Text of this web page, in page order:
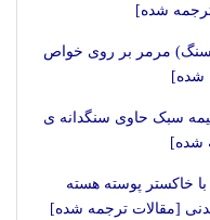
شده]
(سنگ) مرمر بر روی خواص
شده]
سبک حاوی سنگدانه ی
شده]
خاکستر پوسته هسته
[مقالات ترجمه شده]